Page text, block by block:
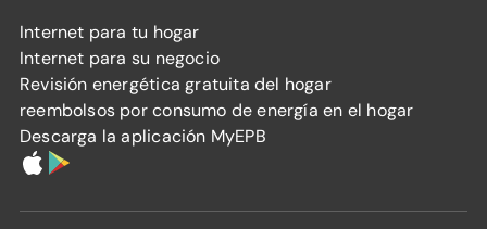
Internet para tu hogar
Internet para su negocio
Revisión energética gratuita del hogar
reembolsos por consumo de energía en el hogar
Descarga la aplicación MyEPB